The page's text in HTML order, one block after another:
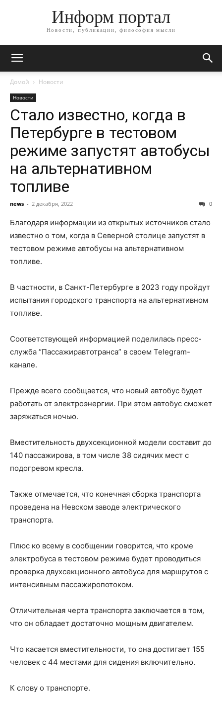
Информ портал
Новости, публикации, философия мысли
Домой Новости
Новости
Стало известно, когда в
Петербурге в тестовом
режиме запустят автобусы
на альтернативном
топливе
news - 2 декабря, 2022 0
Благодаря информации из открытых источников стало
известно о том, когда в Северной столице запустят в
тестовом режиме автобусы на альтернативном
топливе.
В частности, в Санкт-Петербурге в 2023 году пройдут
испытания городского транспорта на альтернативном
топливе.
Соответствующей информацией поделилась пресс-
служба “Пассажиравтотранса” в своем Telegram-
канале.
Прежде всего сообщается, что новый автобус будет
работать от электроэнергии. При этом автобус сможет
заряжаться ночью.
Вместительность двухсекционной модели составит до
140 пассажирова, в том числе 38 сидячих мест с
подогревом кресла.
Также отмечается, что конечная сборка транспорта
проведена на Невском заводе электрического
транспорта.
Плюс ко всему в сообщении говорится, что кроме
электробуса в тестовом режиме будет проводиться
проверка двухсекционного автобуса для маршрутов с
интенсивным пассажиропотоком.
Отличительная черта транспорта заключается в том,
что он обладает достаточно мощным двигателем.
Что касается вместительности, то она достигает 155
человек с 44 местами для сидения включительно.
К слову о транспорте.